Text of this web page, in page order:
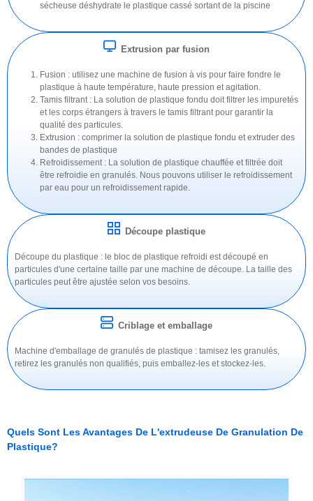
sécheuse déshydrate le plastique cassé sortant de la piscine
Extrusion par fusion
Fusion : utilisez une machine de fusion à vis pour faire fondre le
plastique à haute température, haute pression et agitation.
Tamis filtrant : La solution de plastique fondu doit filtrer les impuretés
et les corps étrangers à travers le tamis filtrant pour garantir la
qualité des particules.
Extrusion : comprimer la solution de plastique fondu et extruder des
bandes de plastique
Refroidissement : La solution de plastique chauffée et filtrée doit
être refroidie en granulés. Nous pouvons utiliser le refroidissement
par eau pour un refroidissement rapide.
Découpe plastique
Découpe du plastique : le bloc de plastique refroidi est découpé en
particules d'une certaine taille par une machine de découpe. La taille des
particules peut être ajustée selon vos besoins.
Criblage et emballage
Machine d'emballage de granulés de plastique : tamisez les granulés,
retirez les granulés non qualifiés, puis emballez-les et stockez-les.
Quels Sont Les Avantages De L'extrudeuse De Granulation De
Plastique?